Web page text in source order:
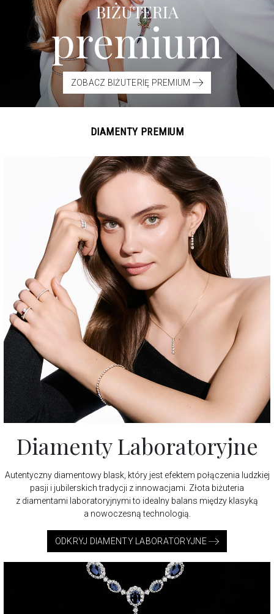
BIŻUTERIA
premium
ZOBACZ BIŻUTERIĘ PREMIUM
DIAMENTY PREMIUM
Diamenty Laboratoryjne
Autentyczny diamentowy blask, który jest efektem połączenia ludzkiej
pasji i jubilerskich tradycji z innowacjami. Złota biżuteria
z diamentami laboratoryjnymi to idealny balans między klasyką
a nowoczesną technologią.
ODKRYJ DIAMENTY LABORATORYJNE